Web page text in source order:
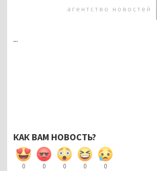
...
КАК ВАМ НОВОСТЬ?
0 0 0 0 0